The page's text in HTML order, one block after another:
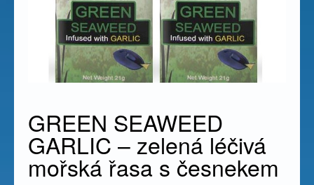
GREEN SEAWEED
GARLIC – zelená léčivá
mořská řasa s česnekem